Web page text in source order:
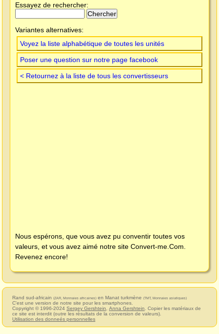
Essayez de rechercher:
Variantes alternatives:
Voyez la liste alphabétique de toutes les unités
Poser une question sur notre page facebook
< Retournez à la liste de tous les convertisseurs
Nous espérons, que vous avez pu conventir toutes vos
valeurs, et vous avez aimé notre site Convert-me.Com
Revenez encore!
Rand sud-africain (ZAR, Monnaies africaines) en Manat turkmène (TMT, Monnaies asiatiques)
C'est une version de notre site pour les smartphones.
Copyright © 1996-2024 Sergey Gershtein Anna Gershtein . Copier les matériaux de
ce site est interdit (outre les résultats de la conversion de valeurs).
Utilisation des donneés personnelles